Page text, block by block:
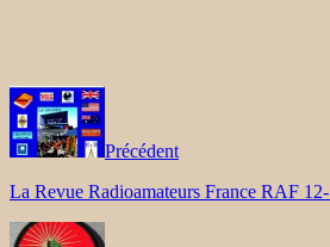
Précédent
La Revue Radioamateurs France RAF